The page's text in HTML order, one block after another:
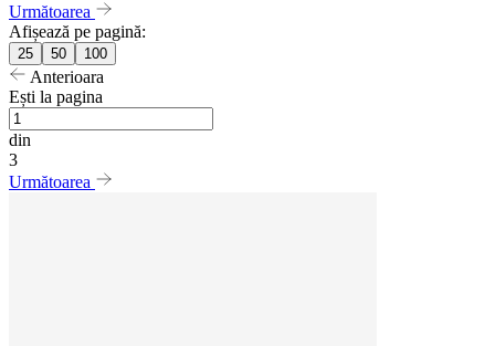
Următoarea
Afișează pe pagină:
25 50 100
Anterioara
Ești la pagina
din
3
Următoarea